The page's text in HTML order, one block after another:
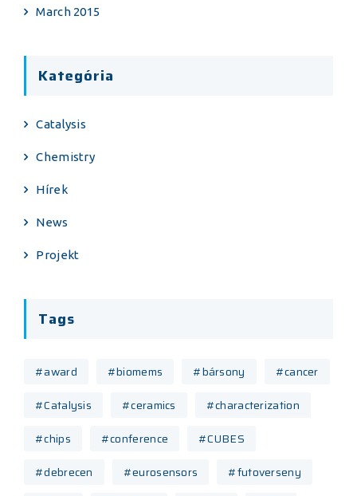
March 2015
Kategória
Catalysis
Chemistry
Hírek
News
Projekt
Tags
#award #biomems #bársony
#cancer
#Catalysis
#ceramics
#characterization
#chips
#conference
#CUBES
#debrecen
#eurosensors
#futoverseny